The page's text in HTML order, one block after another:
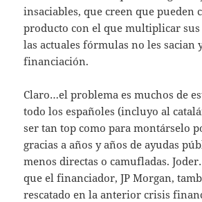
insaciables, que creen que pueden
producto con el que multiplicar sus
las actuales fórmulas no les sacian
financiación.
Claro…el problema es muchos de
todo los españoles (incluyo al
ser tan top como para montárselo
gracias a años y años de ayudas
menos directas o camufladas.
que el financiador, JP Morgan,
rescatado en la anterior crisis